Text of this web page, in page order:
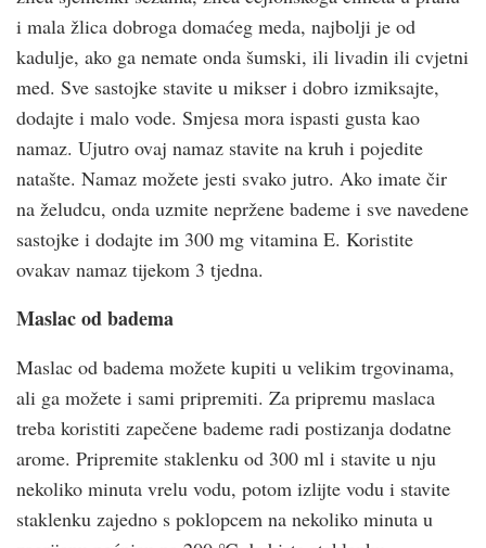
i mala žlica dobroga domaćeg meda, najbolji je od
kadulje, ako ga nemate onda šumski, ili livadin ili cvjetni
med. Sve sastojke stavite u mikser i dobro izmiksajte,
dodajte i malo vode. Smjesa mora ispasti gusta kao
namaz. Ujutro ovaj namaz stavite na kruh i pojedite
natašte. Namaz možete jesti svako jutro. Ako imate čir
na želudcu, onda uzmite nepržene bademe i sve navedene
sastojke i dodajte im 300 mg vitamina E. Koristite
ovakav namaz tijekom 3 tjedna.
Maslac od badema
Maslac od badema možete kupiti u velikim trgovinama,
ali ga možete i sami pripremiti. Za pripremu maslaca
treba koristiti zapečene bademe radi postizanja dodatne
arome. Pripremite staklenku od 300 ml i stavite u nju
nekoliko minuta vrelu vodu, potom izlijte vodu i stavite
staklenku zajedno s poklopcem na nekoliko minuta u